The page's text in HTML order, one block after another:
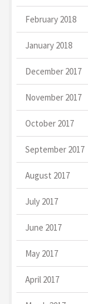
February 2018
January 2018
December 2017
November 2017
October 2017
September 2017
August 2017
July 2017
June 2017
May 2017
April 2017